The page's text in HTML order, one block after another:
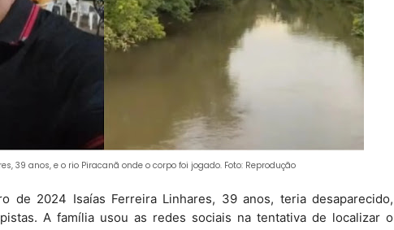
39 anos, e o rio Piracanã onde o corpo foi jogado. Foto: Reprodução
de 2024 Isaías Ferreira Linhares, 39 anos, teria desaparecido,
A família usou as redes sociais na tentativa de localizar o